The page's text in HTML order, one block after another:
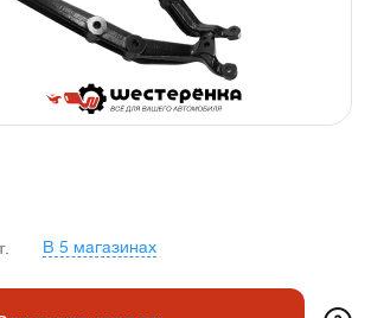
В 5 магазинах